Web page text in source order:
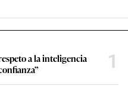
a la inteligencia
1